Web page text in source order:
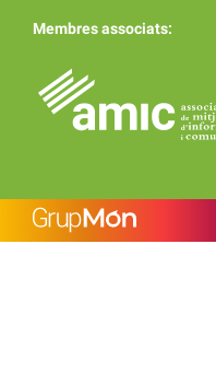
Membres associats: